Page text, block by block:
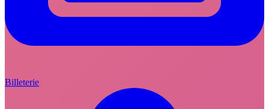
Billeterie